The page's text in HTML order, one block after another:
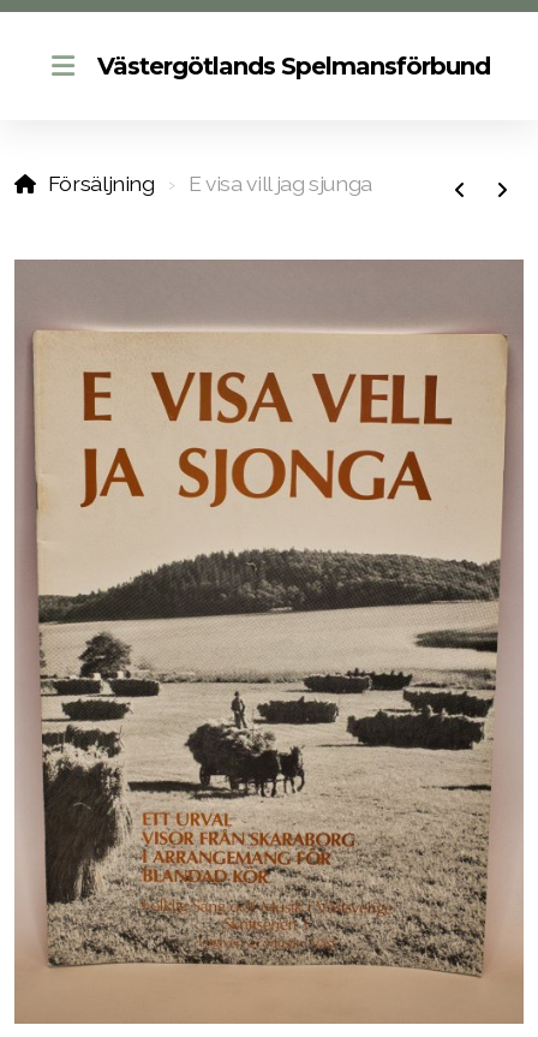
Västergötlands Spelmansförbund
Försäljning E visa vill jag sjunga
Tidning
Försäkring
Minnesfond
Nils Eriksson-Stipendiater
Allspelslåtar
Årsmöten
Stadgar
Sjövikskursen
Varakursen
Västra låtverkstan
Axevallakursen
Spelmansskolan
Ethno